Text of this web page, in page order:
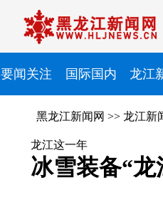
要闻关注 国际国内 龙江
黑龙江新闻网 >> 龙江新
龙江这一年
冰雪装备“